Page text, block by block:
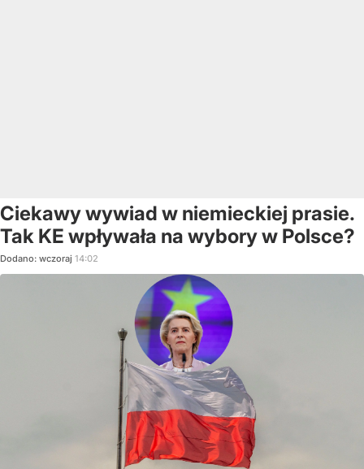
Ciekawy wywiad w niemieckiej prasie.
Tak KE wpływała na wybory w Polsce?
Dodano: wczoraj 14:02